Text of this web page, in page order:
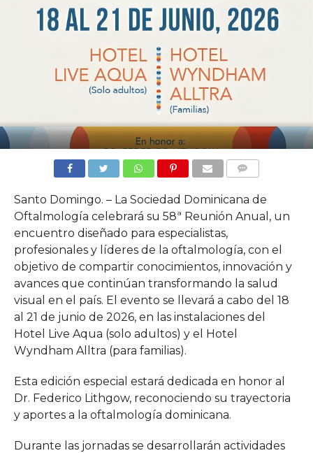
Santo Domingo. – La Sociedad Dominicana de
Oftalmología celebrará su 58ª Reunión Anual, un
encuentro diseñado para especialistas,
profesionales y líderes de la oftalmología, con el
objetivo de compartir conocimientos, innovación y
avances que continúan transformando la salud
visual en el país. El evento se llevará a cabo del 18
al 21 de junio de 2026, en las instalaciones del
Hotel Live Aqua (solo adultos) y el Hotel
Wyndham Alltra (para familias).
Esta edición especial estará dedicada en honor al
Dr. Federico Lithgow, reconociendo su trayectoria
y aportes a la oftalmología dominicana.
Durante las jornadas se desarrollarán actividades